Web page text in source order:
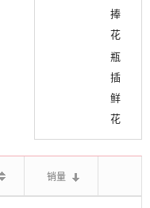
捧
花
瓶
插
鲜
花
销量